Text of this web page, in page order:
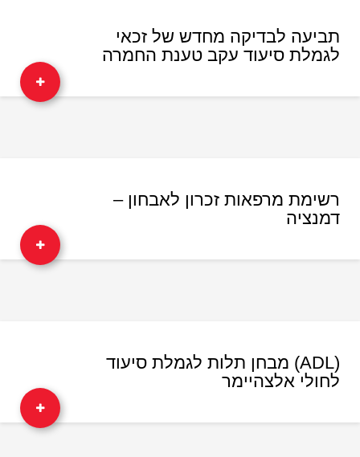
תביעה לבדיקה מחדש של זכאי
לגמלת סיעוד עקב טענת החמרה
רשימת מרפאות זכרון לאבחון –
דמנציה
(ADL) מבחן תלות לגמלת סיעוד
לחולי אלצהיימר